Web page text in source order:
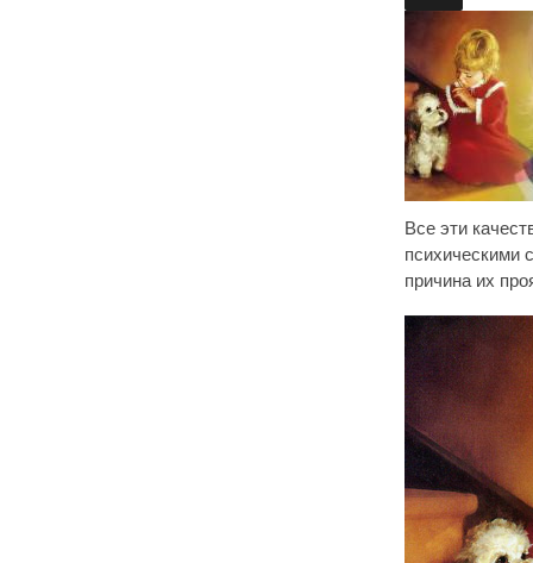
Все эти
психическими
причина их